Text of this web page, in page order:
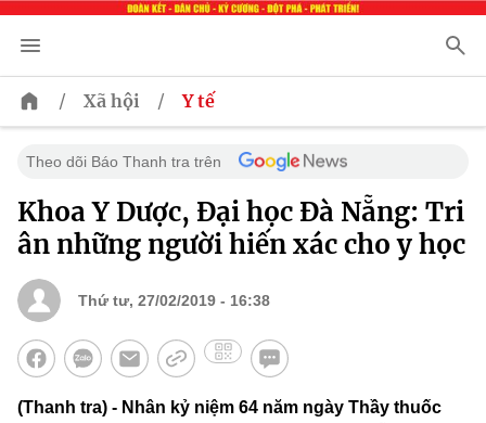
/ Xã hội / Y tế
Theo dõi Báo Thanh tra trên
Khoa Y Dược, Đại học Đà Nẵng: Tri
ân những người hiến xác cho y học
Thứ tư, 27/02/2019 - 16:38
(Thanh tra) - Nhân kỷ niệm 64 năm ngày Thầy thuốc